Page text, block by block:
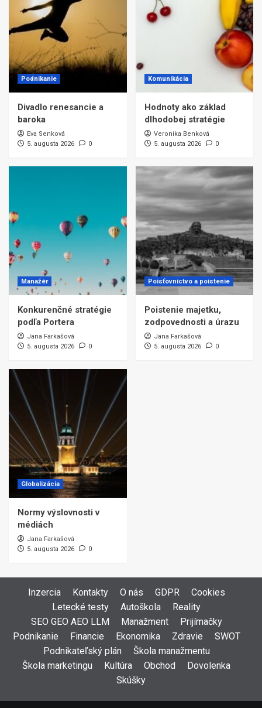
Podnikanie
Divadlo renesancie a
baroka
Eva Senková
5. augusta 2026
0
Komunikácia
Hodnoty ako základ
dlhodobej stratégie
Veronika Benková
5. augusta 2026
0
Manažér
Konkurenčné stratégie
podľa Portera
Jana Farkašová
5. augusta 2026
0
Poisťovníctvo a poistenie
Poistenie majetku,
zodpovednosti a úrazu
Jana Farkašová
5. augusta 2026
0
Globalizácia
Normy výslovnosti v
médiách
Jana Farkašová
5. augusta 2026
0
Inzercia Kontakty O nás GDPR
Cookies
Letecké testy
Autoškola
Reality
SEO GEO AEO LLM
Manažment
Prijímačky
Podnikanie
Financie Ekonomika Zdravie
SWOT
Podnikateľský plán
Škola manažmentu
Škola marketingu
Kultúra Obchod
Dovolenka
Skúšky